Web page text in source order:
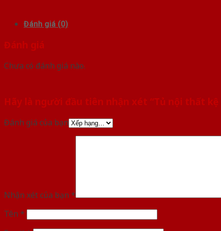
Đánh giá (0)
Đánh giá
Chưa có đánh giá nào.
Hãy là người đầu tiên nhận xét “Tủ nội thất kệ
Đánh giá của bạn
Nhận xét của bạn *
Tên *